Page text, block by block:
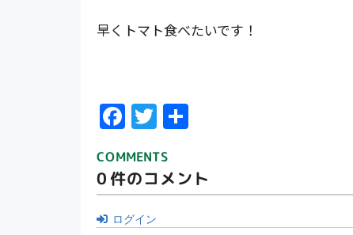
早くトマト食べたいです！
F
e
b
o
T
itt
er
COMMENTS
ログイン
0件のコメント